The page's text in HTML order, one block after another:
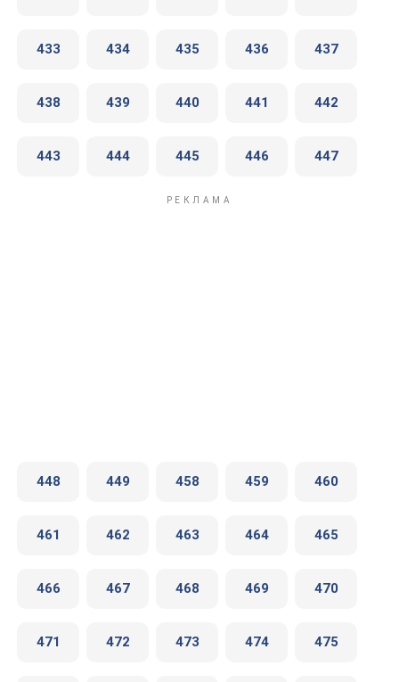
433 434 435 436 437
438 439 440 441 442
443 444 445 446 447
448 449 458 459 460
461 462 463 464 465
466 467 468 469 470
471 472 473 474 475